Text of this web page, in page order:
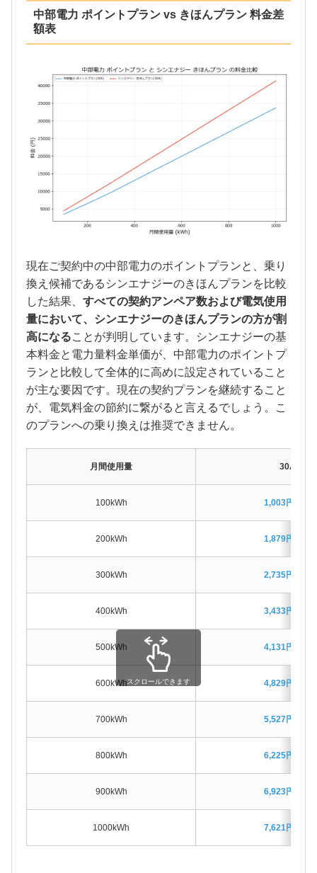
中部電力 ポイントプラン vs きほんプラン 料金差
額表
現在ご契約中の中部電力のポイントプランと、乗り
換え候補であるシンエナジーのきほんプランを比較
した結果、 すべての契約アンペア数および電気使用
量において、シンエナジーのきほんプランの方が割
高になることが判明しています。シンエナジーの基
本料金と電力量料金単価が、中部電力のポイントプ
ランと比較して全体的に高めに設定されていること
が主な要因です。現在の契約プランを継続すること
が、電気料金の節約に繋がると言えるでしょう。こ
のプランへの乗り換えは推奨できません。
月間使用量 30A
100kWh 1,003円割高
200kWh 1,879円割高
300kWh 2,735円割高
400kWh 3,433円割高
500kWh 4,131円割高
600kWh 4,829円割高
700kWh 5,527円割高
800kWh 6,225円割高
900kWh 6,923円割高
1000kWh 7,621円割高
スクロールできます